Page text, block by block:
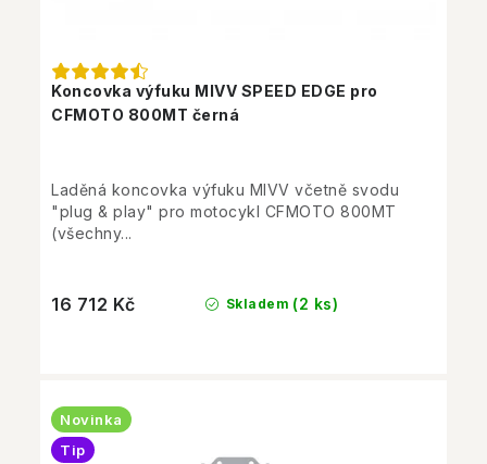
Koncovka výfuku MIVV SPEED EDGE pro
CFMOTO 800MT černá
Skladem (2 ks)
16 712 Kč
Laděná koncovka výfuku MIVV včetně svodu
"plug & play" pro motocykl CFMOTO 800MT
(všechny...
Novinka
Tip